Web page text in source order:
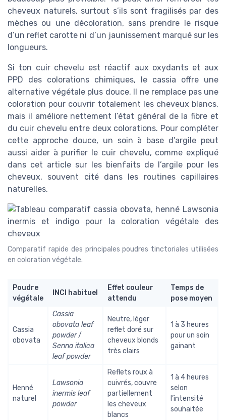
cheveux naturels, surtout s’ils sont fragilisés par des
mèches ou une décoloration, sans prendre le risque
d’un reflet carotte ni d’un jaunissement marqué sur les
longueurs.
Si ton cuir chevelu est réactif aux oxydants et aux
PPD des colorations chimiques, le cassia offre une
alternative végétale plus douce. Il ne remplace pas une
coloration pour couvrir totalement les cheveux blancs,
mais il améliore nettement l’état général de la fibre et
du cuir chevelu entre deux colorations. Pour compléter
cette approche douce, un soin à base d’argile peut
aussi aider à purifier le cuir chevelu, comme expliqué
dans cet article sur les bienfaits de l’argile pour les
cheveux, souvent cité dans les routines capillaires
naturelles.
Comparatif rapide des principales poudres tinctoriales utilisées
en coloration végétale.
Poudre
végétale
INCI habituel
Effet couleur
attendu
Temps de
pose moyen
Cassia
obovata
Cassia
obovata leaf
powder/
Senna italica
leaf powder
Neutre, léger
reflet doré sur
cheveux blonds
très clairs
1 à 3 heures
pour un soin
gainant
Henné
naturel
Lawsonia
inermis leaf
powder
Reflets roux à
cuivrés, couvre
partiellement
les cheveux
blancs
1 à 4 heures
selon
l’intensité
souhaitée